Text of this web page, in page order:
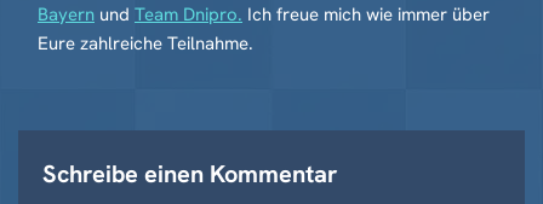
Bayern und Team Dnipro. Ich freue mich wie immer über
Eure zahlreiche Teilnahme.
Schreibe einen Kommentar